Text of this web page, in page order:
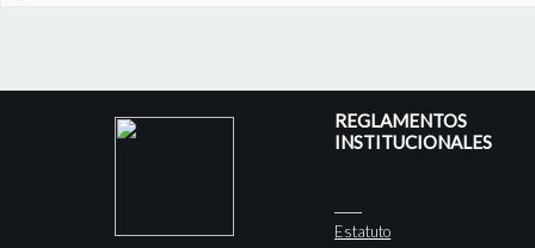
REGLAMENTOS
INSTITUCIONALES
Estatuto